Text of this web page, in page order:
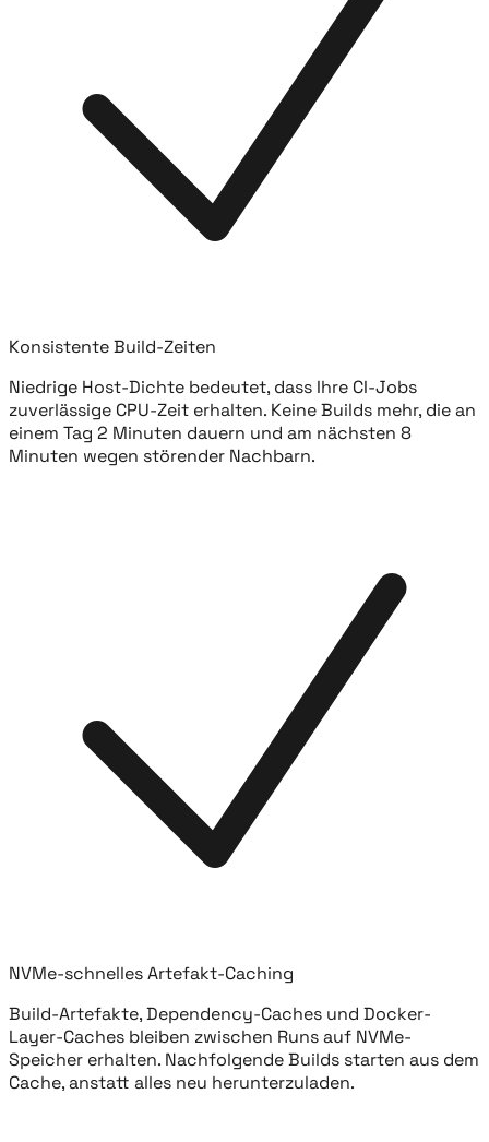
Konsistente Build-Zeiten
Niedrige Host-Dichte bedeutet, dass Ihre CI-Jobs
zuverlässige CPU-Zeit erhalten. Keine Builds mehr, die an
einem Tag 2 Minuten dauern und am nächsten 8
Minuten wegen störender Nachbarn.
NVMe-schnelles Artefakt-Caching
Build-Artefakte, Dependency-Caches und Docker-
Layer-Caches bleiben zwischen Runs auf NVMe-
Speicher erhalten. Nachfolgende Builds starten aus dem
Cache, anstatt alles neu herunterzuladen.